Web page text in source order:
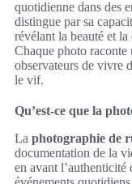
quotidienne dans des
distingue par sa
révélant la beauté et
Chaque photo
observateurs de vivre
le vif.
Qu’est-ce que la
La photographie de
documentation de la
en avant l’authenticité